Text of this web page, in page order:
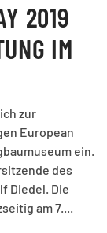
2019
IM
zur
European
ein.
des
Diedel. Die
am 7....